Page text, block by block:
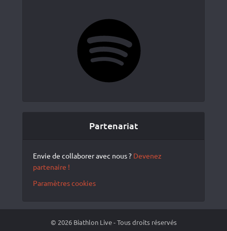
Partenariat
Envie de collaborer avec nous ? Devenez
partenaire !
Paramètres cookies
© 2026 Biathlon Live - Tous droits réservés